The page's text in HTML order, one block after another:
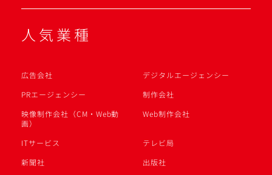
人気業種
広告会社
デジタルエージェンシー
PRエージェンシー
制作会社
映像制作会社（CM・Web動
画）
Web制作会社
ITサービス
テレビ局
新聞社
出版社